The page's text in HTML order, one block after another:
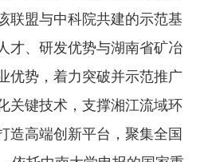
联盟与中科院共建的示范基
才、研发优势与湖南省矿冶
优势，着力突破并示范推广
关键技术，支撑湘江流域环
造高端创新平台，聚集全国